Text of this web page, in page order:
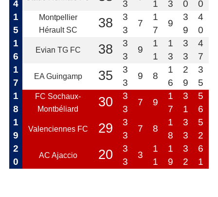
4
3
1
3
0
0
1
5
Montpellier
Hérault SC
38
3
3
7
1
7
9
3
9
4
0
1
6
Evian TG FC 38
3
3
9
1
1
1
3
3
3
4
7
1
7
EA Guingamp 35
3
3
9 8
1
6
2
9
3
5
1
8
FC Sochaux-
Montbéliard
30
3
3
7 9
1
7
3
1
5
6
1
9
Valenciennes FC 29
3
3
7 8
1
8
3
3
5
2
2
0
AC Ajaccio 20
3
3
3
1
1
1
9
3
2
6
1